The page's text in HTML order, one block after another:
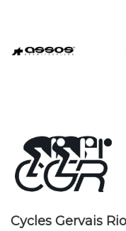
Cycles Gervais